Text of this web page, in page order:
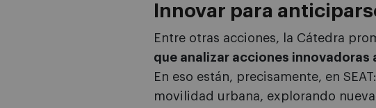
Innovar para
Entre otras acciones, la Cátedra
que analizar acciones
En eso están, precisamente, en
movilidad urbana, explorando